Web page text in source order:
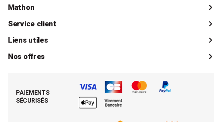
Mathon
Qui sommes-nous ?
Catalogue
La boutique de Saint-Marcellin
La presse parle de Mathon
Service client
Livraisons
Paiements
Demande de rétractation
Liens utiles
Mon compte client
Retrouver (ou activer) mon compte client
Nos offres
Nos best-sellers pâtisserie
Moins cher par lot
PAIEMENTS
SÉCURISÉS